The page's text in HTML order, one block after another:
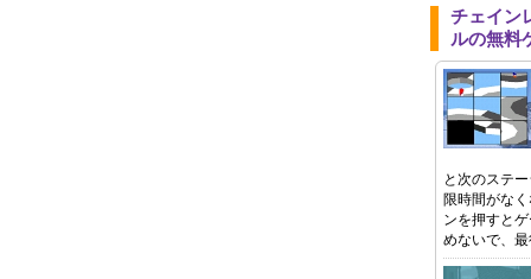
チェイン
ルの無料
と次のステ
限時間がな
ンを押すと
めないで、